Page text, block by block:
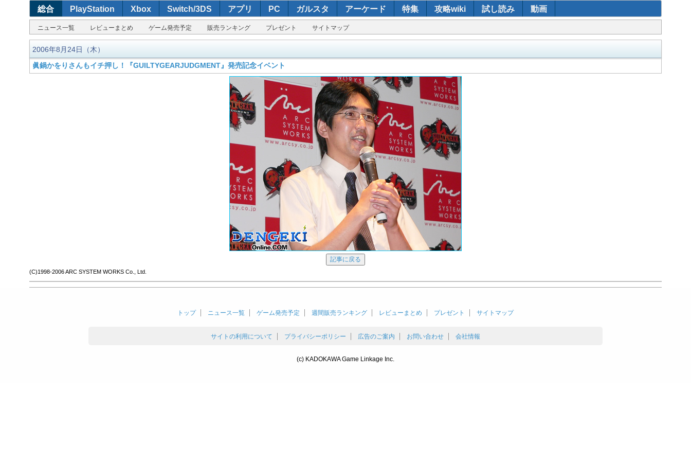
総合 PlayStation Xbox Switch/3DS アプリ PC ガルスタ アーケード 特集 攻略wiki 試し読み 動画
ニュース一覧 レビューまとめ ゲーム発売予定 販売ランキング プレゼント サイトマップ
2006年8月24日（木）
眞鍋かをりさんもイチ押し！『GUILTYGEARJUDGMENT』発売記念イベント
(C)1998-2006 ARC SYSTEM WORKS Co., Ltd.
トップ ニュース一覧 ゲーム発売予定 週間販売ランキング レビューまとめ プレゼント サイトマップ
サイトの利用について プライバシーポリシー 広告のご案内 お問い合わせ 会社情報
(c) KADOKAWA Game Linkage Inc.